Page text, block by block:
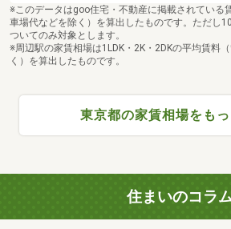
※このデータはgoo住宅・不動産に掲載されている
車場代などを除く）を算出したものです。ただし
ついてのみ対象とします。
※周辺駅の家賃相場は1LDK・2K・2DKの平均賃料
く）を算出したものです。
東京都の家賃相場をも
住まいのコラ